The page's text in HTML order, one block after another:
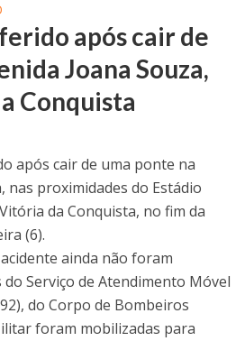
após cair de
Joana Souza,
Conquista
após cair de uma ponte na
nas proximidades do Estádio
da Conquista, no fim da
(6).
ainda não foram
do Serviço de Atendimento Móvel
do Corpo de Bombeiros
foram mobilizadas para